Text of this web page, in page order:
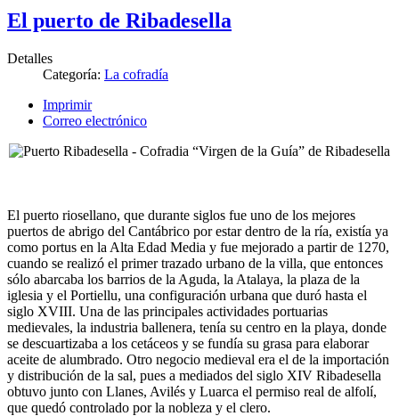
El puerto de Ribadesella
Detalles
Categoría: La cofradía
Imprimir
Correo electrónico
El puerto riosellano, que durante siglos fue uno de los mejores
puertos de abrigo del Cantábrico por estar dentro de la ría, existía ya
como portus en la Alta Edad Media y fue mejorado a partir de 1270,
cuando se realizó el primer trazado urbano de la villa, que entonces
sólo abarcaba los barrios de la Aguda, la Atalaya, la plaza de la
iglesia y el Portiellu, una configuración urbana que duró hasta el
siglo XVIII. Una de las principales actividades portuarias
medievales, la industria ballenera, tenía su centro en la playa, donde
se descuartizaba a los cetáceos y se fundía su grasa para elaborar
aceite de alumbrado. Otro negocio medieval era el de la importación
y distribución de la sal, pues a mediados del siglo XIV Ribadesella
obtuvo junto con Llanes, Avilés y Luarca el permiso real de alfolí,
que quedó controlado por la nobleza y el clero.